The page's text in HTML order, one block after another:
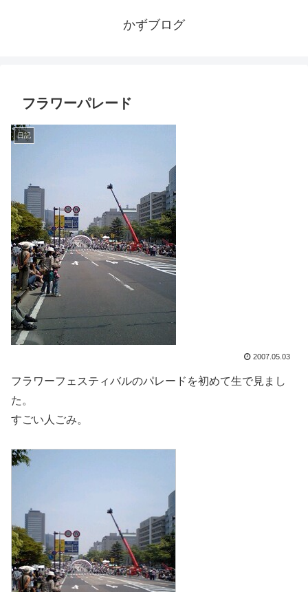
かずブログ
フラワーパレード
日記
2007.05.03
フラワーフェスティバルのパレードを初めて生で見まし
た。
すごい人ごみ。